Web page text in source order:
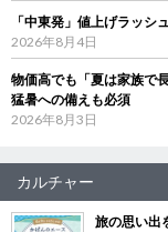
「中東発」値上げラッ
2026年8月4日
物価高でも「夏は家族で
猛暑への備えも必須
2026年8月3日
カルチャー
旅の思い出